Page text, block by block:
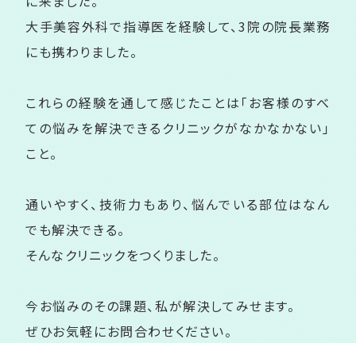
大手美容外科で指導医を経験して、3院の院長業務
にも携わりました。
これらの経験を通して感じたことは「お客様のすべ
ての悩みを解決できるクリニックがなかなかない」
こと。
通いやすく、技術力もあり、悩んでいる部位はなん
でも解決できる。
そんなクリニックをつくりました。
今お悩みのその課題、私が解決してみせます。
ぜひお気軽にお問合わせください。